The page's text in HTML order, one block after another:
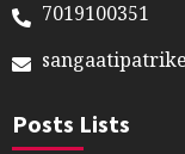
7019100351
Posts Lists